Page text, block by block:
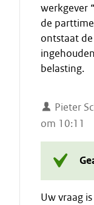
werkgever
de
ontstaat
belasting.
Pieter
om 10:11
Uw vraag